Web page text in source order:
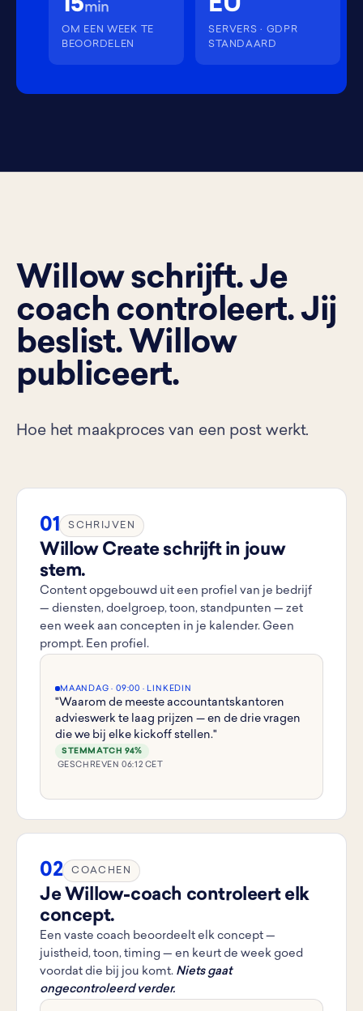
15min
OM EEN WEEK TE
BEOORDELEN
EU
SERVERS · GDPR
STANDAARD
Willow schrijft. Je
coach controleert. Jij
beslist. Willow
publiceert.
Hoe het maakproces van een post werkt.
01 SCHRIJVEN
Willow Create schrijft in jouw
stem.
Content opgebouwd uit een profiel van je bedrijf
— diensten, doelgroep, toon, standpunten — zet
een week aan concepten in je kalender. Geen
prompt. Een profiel.
MAANDAG · 09:00 · LINKEDIN
"Waarom de meeste accountantskantoren
advieswerk te laag prijzen — en de drie vragen
die we bij elke kickoff stellen."
STEMMATCH 94%
GESCHREVEN 06:12 CET
02 COACHEN
Je Willow-coach controleert elk
concept.
Een vaste coach beoordeelt elk concept —
juistheid, toon, timing — en keurt de week goed
voordat die bij jou komt. Niets gaat
ongecontroleerd verder.